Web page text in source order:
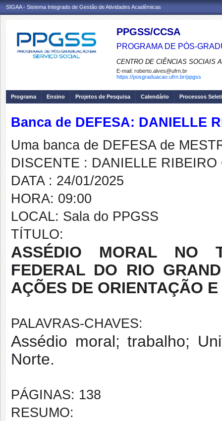
SIGAA - Sistema Integrado de Gestão de Atividades Acadêmicas
PPGSS/CCSA
PROGRAMA DE PÓS-
CENTRO DE CIÊNCIAS SOCIAIS
E-mail: roberto.alves@ufrn.br
https://posgraduacao.ufrn.br/ppgss
Programa Ensino Projetos de Pesquisa Calendário Processos
Banca de DEFESA: DANIELLE
Uma banca de DEFESA de
DISCENTE : DANIELLE RIBEIRO
DATA : 24/01/2025
HORA: 09:00
LOCAL: Sala do PPGSS
TÍTULO:
ASSÉDIO MORAL NO
FEDERAL DO RIO
AÇÕES DE ORIENTAÇÃO
PALAVRAS-CHAVES:
Assédio moral; trabalho;
Norte.
PÁGINAS: 138
RESUMO: